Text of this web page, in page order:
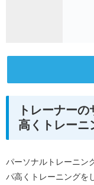
トレーナー
高くトレーニ
パーソナルトレーニン
パ高くトレーニングを